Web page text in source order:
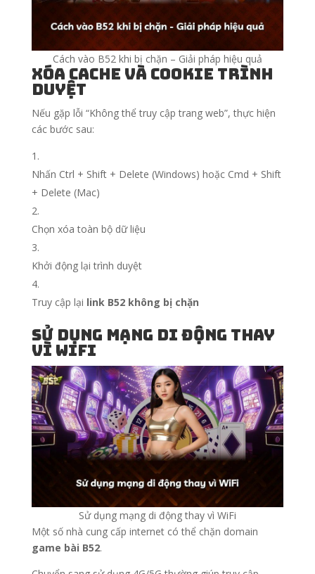
Cách vào B52 khi bị chặn – Giải pháp hiệu quả
Xóa cache và cookie trình
duyệt
Nếu gặp lỗi “Không thể truy cập trang web”, thực hiện
các bước sau:
Nhấn Ctrl + Shift + Delete (Windows) hoặc Cmd + Shift
+ Delete (Mac)
Chọn xóa toàn bộ dữ liệu
Khởi động lại trình duyệt
Truy cập lại link B52 không bị chặn
Sử dụng mạng di động thay
vì WiFi
Sử dụng mạng di động thay vì WiFi
Một số nhà cung cấp internet có thể chặn domain
game bài B52.